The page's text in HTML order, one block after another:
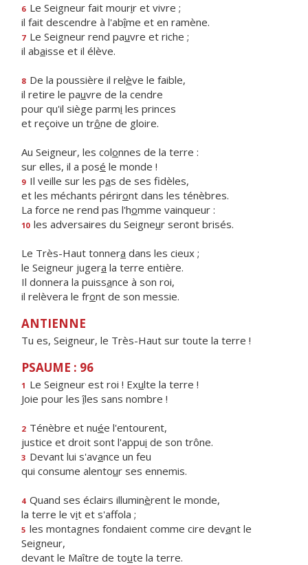
6 Le Seigneur fait mourir et vivre ;
il fait descendre à l'abîme et en ramène.
7 Le Seigneur rend pauvre et riche ;
il abaisse et il élève.
8 De la poussière il relève le faible,
il retire le pauvre de la cendre
pour qu'il siège parmi les princes
et reçoive un trône de gloire.
Au Seigneur, les colonnes de la terre :
sur elles, il a posé le monde !
9 Il veille sur les pas de ses fidèles,
et les méchants périront dans les ténèbres.
La force ne rend pas l'homme vainqueur :
10 les adversaires du Seigneur seront brisés.
Le Très-Haut tonnera dans les cieux ;
le Seigneur jugera la terre entière.
Il donnera la puissance à son roi,
il relèvera le front de son messie.
ANTIENNE
Tu es, Seigneur, le Très-Haut sur toute la terre !
PSAUME : 96
1 Le Seigneur est roi ! Exulte la terre !
Joie pour lesîles sans nombre !
2 Ténèbre et nuée l'entourent,
justice et droit sont l'appui de son trône.
3 Devant lui s'avance un feu
qui consume alentour ses ennemis.
4 Quand ses éclairs illuminèrent le monde,
la terre le vit et s'affola ;
5 les montagnes fondaient comme cire devant le
Seigneur,
devant le Maître de toute la terre.